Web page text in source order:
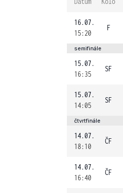
16.07.
15:20
F
semifinále
15.07.
16:35
SF
15.07.
14:05
SF
čtvrtfinále
14.07.
18:10
ČF
14.07.
16:40
ČF